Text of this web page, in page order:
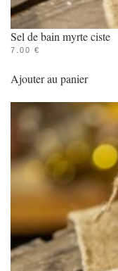
Sel de bain myrte ciste
7.00 €
Ajouter au panier